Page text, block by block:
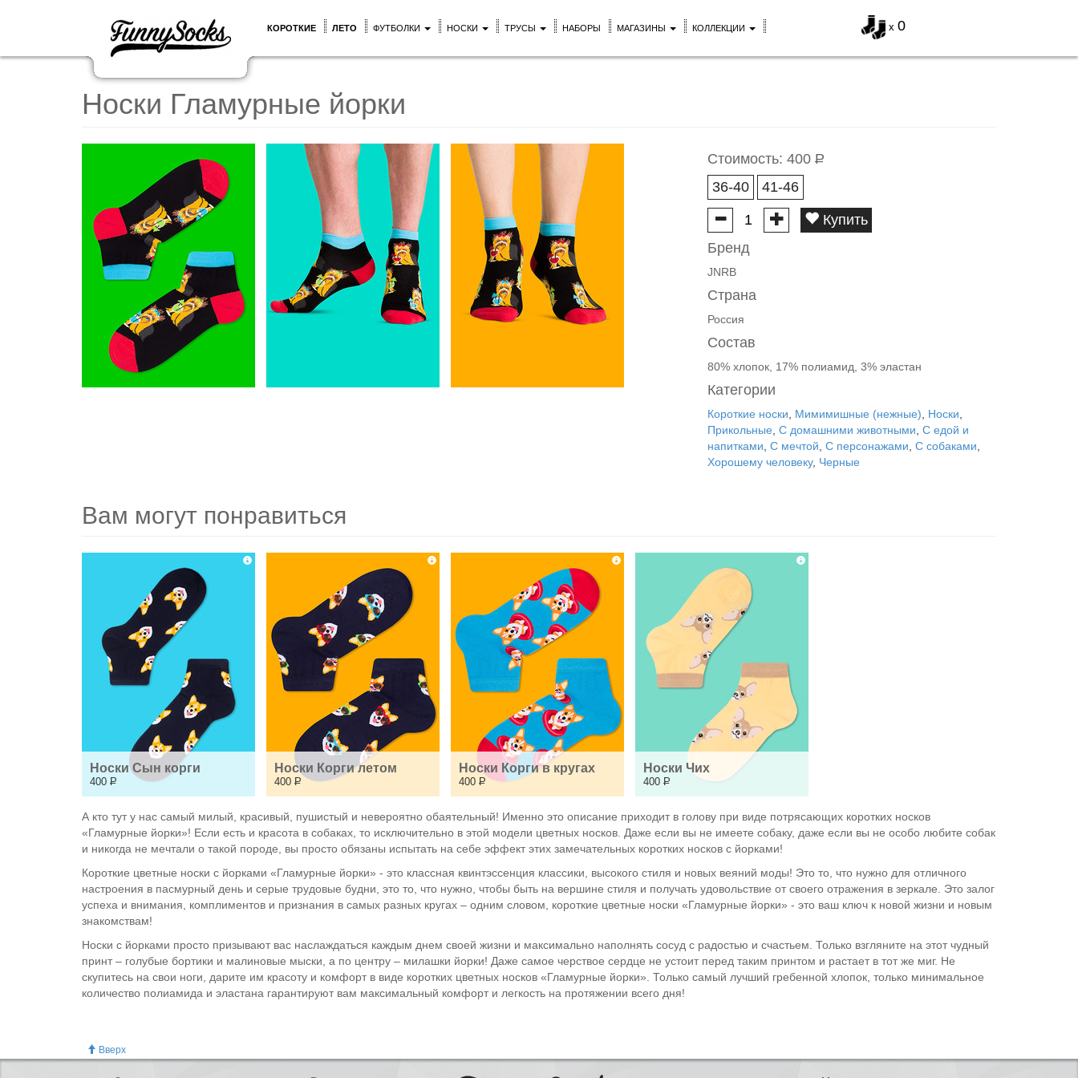
x 0
КОРОТКИЕ ЛЕТО ФУТБОЛКИ НОСКИ ТРУСЫ НАБОРЫ МАГАЗИНЫ КОЛЛЕКЦИИ
Носки Гламурные йорки
Стоимость: 400 Р
36-40
41-46
Купить
Бренд
JNRB
Страна
Россия
Состав
80% хлопок, 17% полиамид, 3% эластан
Категории
Короткие носки Мимимишные (нежные) Носки
Прикольные С домашними животными С едой и
напитками С мечтой С персонажами С собаками
Хорошему человеку, Черные
Вам могут понравиться
Носки Сын корги
400 Р
Носки Корги летом
400 Р
Носки Корги в кругах
400 Р
Носки Чих
400 Р
А кто тут у нас самый милый, красивый, пушистый и невероятно обаятельный! Именно это описание приходит в голову при виде потрясающих коротких носков
«Гламурные йорки»! Если есть и красота в собаках, то исключительно в этой модели цветных носков. Даже если вы не имеете собаку, даже если вы не особо любите собак
и никогда не мечтали о такой породе, вы просто обязаны испытать на себе эффект этих замечательных коротких носков с йорками!
Короткие цветные носки с йорками «Гламурные йорки» - это классная квинтэссенция классики, высокого стиля и новых веяний моды! Это то, что нужно для отличного
настроения в пасмурный день и серые трудовые будни, это то, что нужно, чтобы быть на вершине стиля и получать удовольствие от своего отражения в зеркале. Это залог
успеха и внимания, комплиментов и признания в самых разных кругах – одним словом, короткие цветные носки «Гламурные йорки» - это ваш ключ к новой жизни и новым
знакомствам!
Носки с йорками просто призывают вас наслаждаться каждым днем своей жизни и максимально наполнять сосуд с радостью и счастьем. Только взгляните на этот чудный
принт – голубые бортики и малиновые мыски, а по центру – милашки йорки! Даже самое черствое сердце не устоит перед таким принтом и растает в тот же миг. Не
скупитесь на свои ноги, дарите им красоту и комфорт в виде коротких цветных носков «Гламурные йорки». Только самый лучший гребенной хлопок, только минимальное
количество полиамида и эластана гарантируют вам максимальный комфорт и легкость на протяжении всего дня!
Вверх